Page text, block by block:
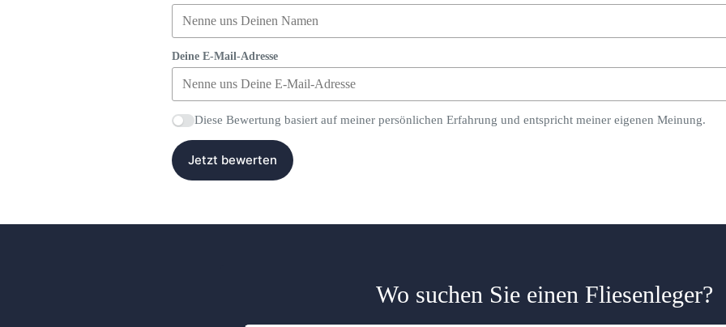
Deine E-Mail-Adresse
Diese Bewertung basiert auf meiner persönlichen Erfahrung und entspricht meiner eigenen Meinung.
Jetzt bewerten
Wo suchen Sie einen Fliesenleger?